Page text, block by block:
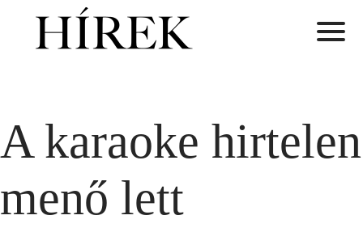
A karaoke hirtelen
menő lett